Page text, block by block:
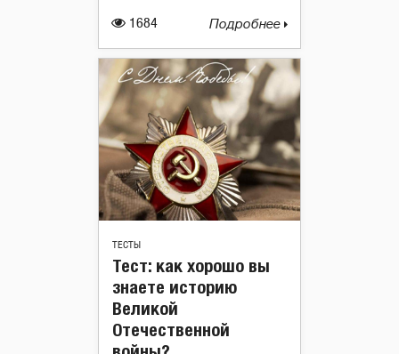
1684 Подробнее
ТЕСТЫ
Тест: как хорошо вы
знаете историю
Великой
Отечественной